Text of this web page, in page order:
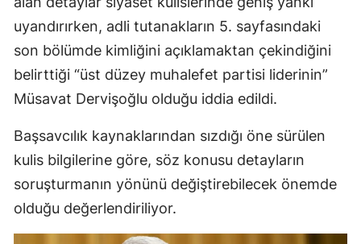
uyandırırken, adli tutanakların 5. sayfasındaki
son bölümde kimliğini açıklamaktan çekindiğini
belirttiği “üst düzey muhalefet partisi liderinin”
Müsavat Dervişoğlu olduğu iddia edildi.
Başsavcılık kaynaklarından sızdığı öne sürülen
kulis bilgilerine göre, söz konusu detayların
soruşturmanın yönünü değiştirebilecek önemde
olduğu değerlendiriliyor.